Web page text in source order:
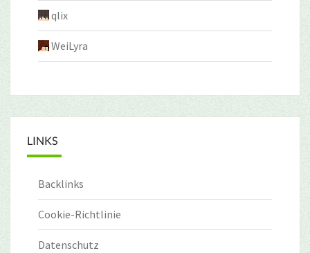
qlix
WeiLyra
LINKS
Backlinks
Cookie-Richtlinie
Datenschutz